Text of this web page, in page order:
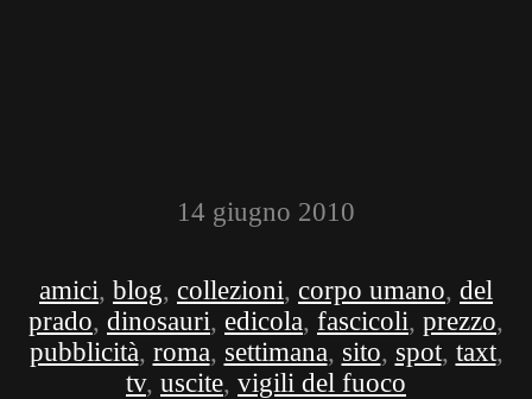
14 giugno 2010
amici, blog, collezioni, corpo umano, del
prado, dinosauri, edicola, fascicoli, prezzo,
pubblicità, roma, settimana, sito, spot, taxt,
tv, uscite, vigili del fuoco